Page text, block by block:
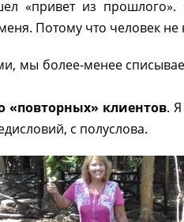
«привет из прошлого».
Потому что человек
мы более-менее
«повторных» клиентов.
с полуслова.